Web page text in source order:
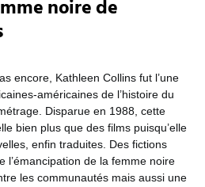
noire de
encore, Kathleen Collins fut l’une
américaines de l’histoire du
Disparue en 1988, cette
bien plus que des films puisqu’elle
enfin traduites. Des fictions
l’émancipation de la femme noire
les communautés mais aussi une